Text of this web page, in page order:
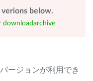
below.
downloadarchive
バージョンが利用でき